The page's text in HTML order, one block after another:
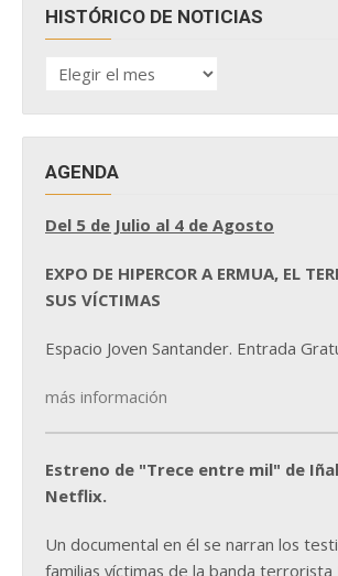
HISTÓRICO DE NOTICIAS
HISTÓRICO
DE
AGENDA
Del 5 de Julio al 4 de Agosto
EXPO DE HIPERCOR A ERMUA, EL
SUS VÍCTIMAS
Espacio Joven Santander. Entrada
más información
Estreno de "Trece entre mil" de
Netflix.
Un documental en él se narran los
familias víctimas de la banda terrorista